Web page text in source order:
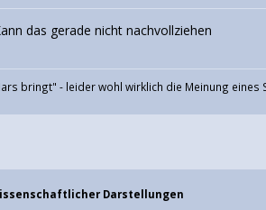
das gerade nicht nachvollziehen
bringt" - leider wohl wirklich die Meinung eines
Darstellungen